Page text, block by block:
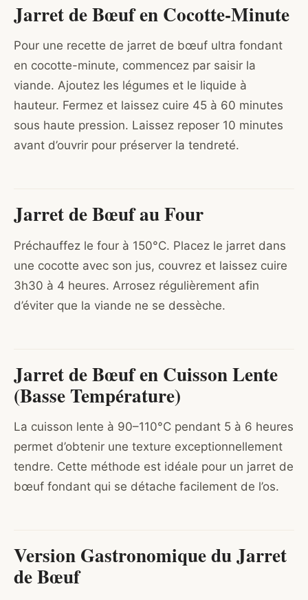
Jarret de Bœuf en Cocotte-Minute
Pour une recette de jarret de bœuf ultra fondant
en cocotte-minute, commencez par saisir la
viande. Ajoutez les légumes et le liquide à
hauteur. Fermez et laissez cuire 45 à 60 minutes
sous haute pression. Laissez reposer 10 minutes
avant d’ouvrir pour préserver la tendreté.
Jarret de Bœuf au Four
Préchauffez le four à 150°C. Placez le jarret dans
une cocotte avec son jus, couvrez et laissez cuire
3h30 à 4 heures. Arrosez régulièrement afin
d’éviter que la viande ne se dessèche.
Jarret de Bœuf en Cuisson Lente
(Basse Température)
La cuisson lente à 90–110°C pendant 5 à 6 heures
permet d’obtenir une texture exceptionnellement
tendre. Cette méthode est idéale pour un jarret de
bœuf fondant qui se détache facilement de l’os.
Version Gastronomique du Jarret
de Bœuf